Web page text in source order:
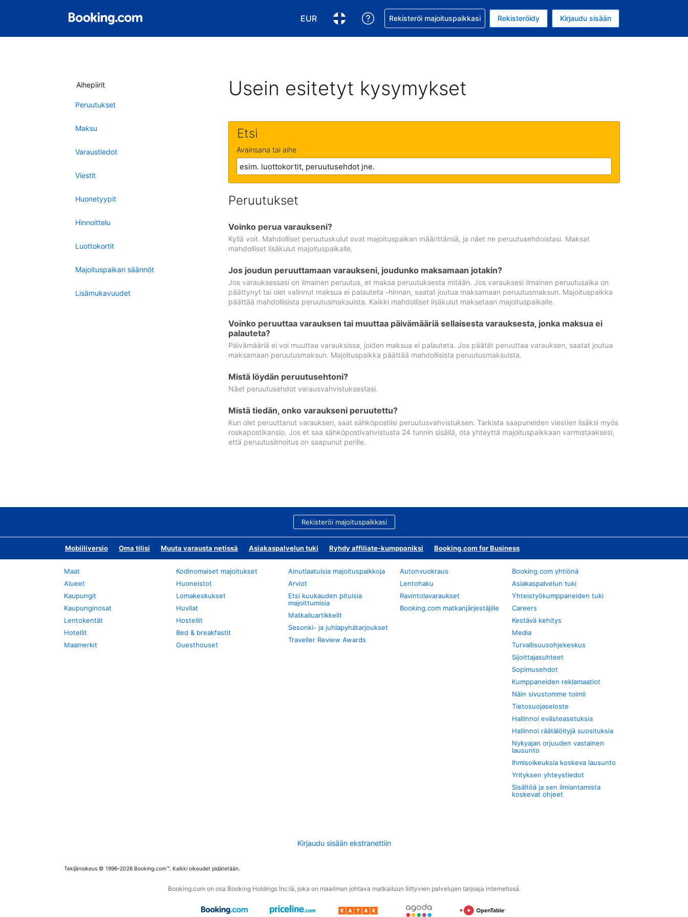
EUR
Valitse valuutta. Tämänhetkinen valuutta on EUR
Valitse kieli. Tämänhetkinen kieli on Suomi
Pyydä apua varauksesi kanssa
Rekisteröi majoituspaikkasi Rekisteröidy Kirjaudu sisään
Aihepiirit
Peruutukset
Maksu
Varaustiedot
Viestit
Huonetyypit
Hinnoittelu
Luottokortit
Majoituspaikan säännöt
Lisämukavuudet
Usein esitetyt kysymykset
Etsi
Avainsana tai aihe
Peruutukset
Voinko perua varaukseni?
Kyllä voit. Mahdolliset peruutuskulut ovat majoituspaikan määrittämiä, ja näet ne peruutusehdoistasi. Maksat
mahdolliset lisäkulut majoituspaikalle.
Jos joudun peruuttamaan varaukseni, joudunko maksamaan jotakin?
Jos varauksessasi on ilmainen peruutus, et maksa peruutuksesta mitään. Jos varauksesi ilmainen peruutusaika on
päättynyt tai olet valinnut maksua ei palauteta -hinnan, saatat joutua maksamaan peruutusmaksun. Majoituspaikka
päättää mahdollisista peruutusmaksuista. Kaikki mahdolliset lisäkulut maksetaan majoituspaikalle.
Voinko peruuttaa varauksen tai muuttaa päivämääriä sellaisesta varauksesta, jonka maksua ei
palauteta?
Päivämääriä ei voi muuttaa varauksissa, joiden maksua ei palauteta. Jos päätät peruuttaa varauksen, saatat joutua
maksamaan peruutusmaksun. Majoituspaikka päättää mahdollisista peruutusmaksuista.
Mistä löydän peruutusehtoni?
Näet peruutusehdot varausvahvistuksestasi.
Mistä tiedän, onko varaukseni peruutettu?
Kun olet peruuttanut varauksen, saat sähköpostiisi peruutusvahvistuksen. Tarkista saapuneiden viestien lisäksi myös
roskapostikansio. Jos et saa sähköpostivahvistusta 24 tunnin sisällä, ota yhteyttä majoituspaikkaan varmistaaksesi,
että peruutusilmoitus on saapunut perille.
Rekisteröi majoituspaikkasi
Mobiiliversio Oma tilisi Muuta varausta netissä Asiakaspalvelun tuki Ryhdy affiliate-kumppaniksi Booking.com for Business
Maat
Alueet
Kaupungit
Kaupunginosat
Lentokentät
Hotellit
Maamerkit
Kodinomaiset majoitukset
Huoneistot
Lomakeskukset
Huvilat
Hostellit
Bed & breakfastit
Guesthouset
Ainutlaatuisia majoituspaikkoja
Arviot
Etsi kuukauden pituisia
majoittumisia
Matkailuartikkelit
Sesonki- ja juhlapyhätarjoukset
Traveller Review Awards
Autonvuokraus
Lentohaku
Ravintolavaraukset
Booking.com matkanjärjestäjille
Booking.com yhtiönä
Asiakaspalvelun tuki
Yhteistyökumppaneiden tuki
Careers
Kestävä kehitys
Media
Turvallisuusohjekeskus
Sijoittajasuhteet
Sopimusehdot
Kumppaneiden reklamaatiot
Näin sivustomme toimii
Tietosuojaseloste
Hallinnoi evästeasetuksia
Hallinnoi räätälöityjä suosituksia
Nykyajan orjuuden vastainen
lausunto
Ihmisoikeuksia koskeva lausunto
Yrityksen yhteystiedot
Sisältöä ja sen ilmiantamista
koskevat ohjeet
Kirjaudu sisään ekstranettiin
Tekijänoikeus © 1996–2026 Booking.com™. Kaikki oikeudet pidätetään.
Booking.com on osa Booking Holdings Inc:iä, joka on maailman johtava matkailuun liittyvien palvelujen tarjoaja internetissä.